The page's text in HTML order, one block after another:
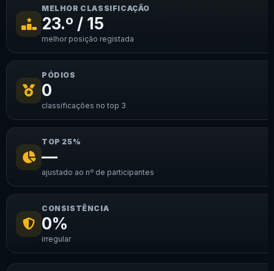
MELHOR CLASSIFICAÇÃO
23.º / 15
melhor posição registada
PÓDIOS
0
classificações no top 3
TOP 25%
—
ajustado ao nº de participantes
CONSISTÊNCIA
0%
irregular